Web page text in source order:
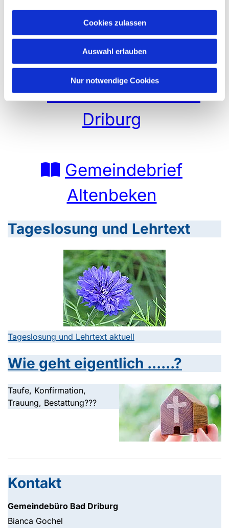
Cookies zulassen
Auswahl erlauben
Nur notwendige Cookies
Genießen Sie das Geläut der Bad Driburger Kirche an
der Brunnenstr..
Gemeindebrief Bad
Driburg
Gemeindebrief
Altenbeken
Tageslosung und Lehrtext
Tageslosung und Lehrtext aktuell
Wie geht eigentlich ......?
Taufe, Konfirmation,
Trauung, Bestattung???
Kontakt
Gemeindebüro Bad Driburg
Bianca Gochel